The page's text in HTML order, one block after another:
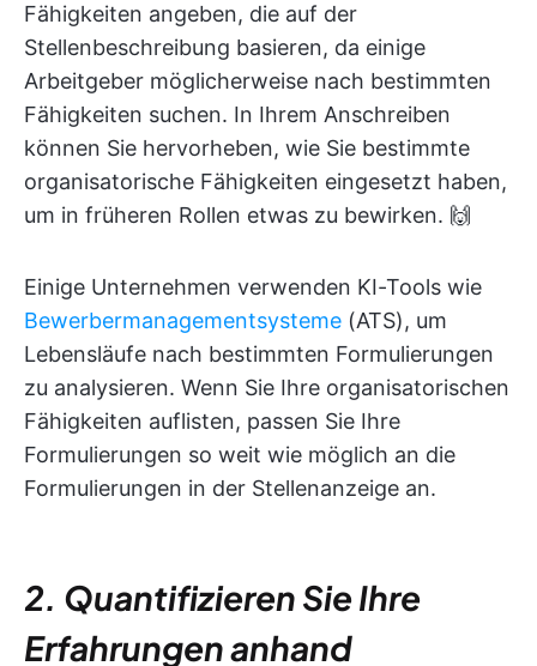
Fähigkeiten angeben, die auf der
Stellenbeschreibung basieren, da einige
Arbeitgeber möglicherweise nach bestimmten
Fähigkeiten suchen. In Ihrem Anschreiben
können Sie hervorheben, wie Sie bestimmte
organisatorische Fähigkeiten eingesetzt haben,
um in früheren Rollen etwas zu bewirken. 🙌
Einige Unternehmen verwenden KI-Tools wie
Bewerbermanagementsysteme (ATS), um
Lebensläufe nach bestimmten Formulierungen
zu analysieren. Wenn Sie Ihre organisatorischen
Fähigkeiten auflisten, passen Sie Ihre
Formulierungen so weit wie möglich an die
Formulierungen in der Stellenanzeige an.
2. Quantifizieren Sie Ihre
Erfahrungen anhand